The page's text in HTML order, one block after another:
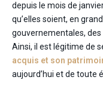
depuis le mois de
qu’elles soient, en
gouvernementales,
Ainsi, il est légitime de
acquis et son
aujourd’hui et de toute